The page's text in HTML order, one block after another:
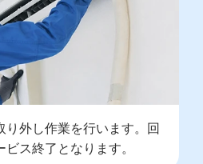
外し作業を行います。回
ス終了となります。